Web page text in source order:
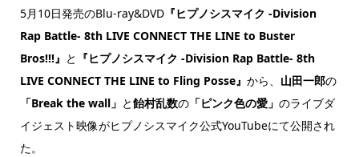
5月10日発売のBlu-ray&DVD『ヒプノシスマイク -Division
Rap Battle- 8th LIVE CONNECT THE LINE to Buster
Bros!!!』 と 『ヒプノシスマイク -Division Rap Battle- 8th
LIVE CONNECT THE LINE to Fling Posse』 から、 山田一郎の
「Break the wall」 と飴村乱数の「ピンク色の愛」 のライブダ
イジェスト映像がヒプノシスマイク公式YouTubeにて公開され
た。